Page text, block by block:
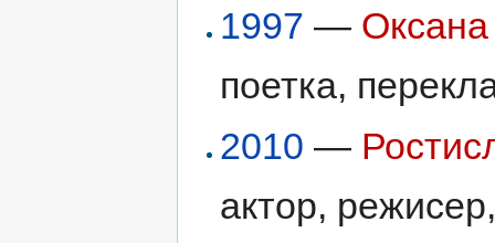
1997 —
поетка,
2010 —
актор,